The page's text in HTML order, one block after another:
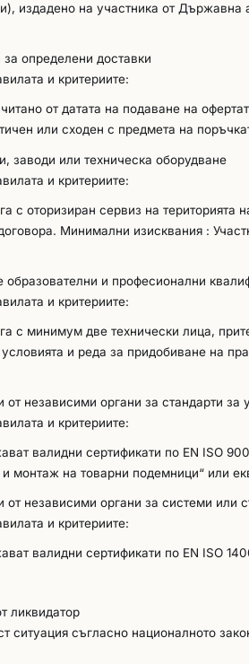
издадено на участника от Държавна
изисквания към продуктите
определени доставки
и критериите:
от датата на подаване на
или сходен с предмета на
заводи или техническа оборудване
и критериите:
с оторизиран сервиз на
оторизиран сервиз за
на територията на РБългария, в
образователни и професионални
и критериите:
с минимум две технически лица,
и реда за придобиване на
на асансьори“, а за
независими органи за стандарти за
и критериите:
валидни сертификати по EN ISO
монтаж на товарни подемници“ или
от независими органи за системи или
и критериите:
валидни сертификати по EN ISO
ликвидатор
ситуация съгласно националното